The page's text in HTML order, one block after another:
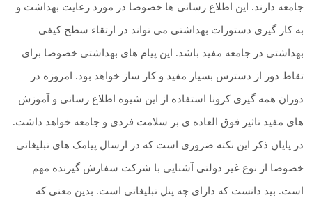
جامعه دارند. این اطلاع رسانی ها خصوصا در مورد رعایت بهداشت و
به کار گیری دستورات بهداشتی می تواند در ارتقاء سطح کیفی
بهداشتی در جامعه مفید باشد. این پیام های بهداشتی خصوصا برای
تقاط دور از دسترس بسیار مفید و کار ساز خواهد بود. امروزه در
دوران همه گیری کرونا استفاده از این شیوه اطلاع رسانی و آموزش
های مفید تاثیر فوق العاده ی بر سلامت فردی و جامعه خواهد داشت.
در پایان ذکر این نکته ضروری است که در ارسال پیامک های تبلیغاتی
خصوصا از نوع غیر دولتی آشنایی با شرکت سفارش گیرنده مهم
است. بید دانست که دارای چه پنل تبلیغاتی است. بدین معنی که